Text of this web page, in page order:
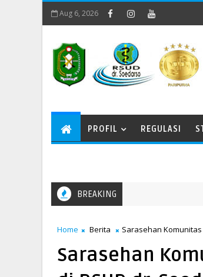
Aug 6, 2026
PROFIL REGULASI
BREAKING
Home Berita Sarasehan
Sarasehan